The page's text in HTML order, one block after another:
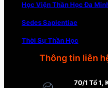
Học Viện Thần Học Đa
Sedes Sapientiae
Thời Sự Thần Học
Thông tin liên
70/1 Tổ 1,